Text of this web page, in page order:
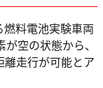
燃料電池実験車両
空の状態から、
走行が可能とア